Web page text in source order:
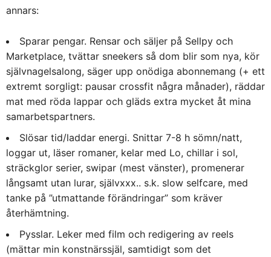
annars:
Sparar pengar. Rensar och säljer på Sellpy och
Marketplace, tvättar sneekers så dom blir som nya, kör
självnagelsalong, säger upp onödiga abonnemang (+ ett
extremt sorgligt: pausar crossfit några månader), räddar
mat med röda lappar och gläds extra mycket åt mina
samarbetspartners.
Slösar tid/laddar energi. Snittar 7-8 h sömn/natt,
loggar ut, läser romaner, kelar med Lo, chillar i sol,
sträckglor serier, swipar (mest vänster), promenerar
långsamt utan lurar, självxxx.. s.k. slow selfcare, med
tanke på ”utmattande förändringar” som kräver
återhämtning.
Pysslar. Leker med film och redigering av reels
(mättar min konstnärssjäl, samtidigt som det